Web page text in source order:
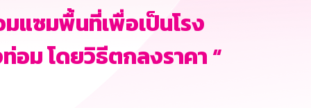
แซมพื้นที่เพื่อเป็นโรง
ม โดยวิธีตกลงราคา “